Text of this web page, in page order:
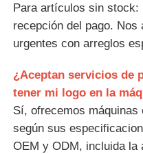
Para artículos sin stock:
recepción del pago. Nos
urgentes con arreglos
¿Aceptan servicios de
tener mi logo en la
Sí, ofrecemos
según sus
OEM y ODM, incluida la